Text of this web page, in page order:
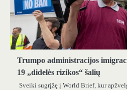
Trumpo administracijos
19 „didelės rizikos“ šalių
Sveiki sugrįžę į World Brief, kur